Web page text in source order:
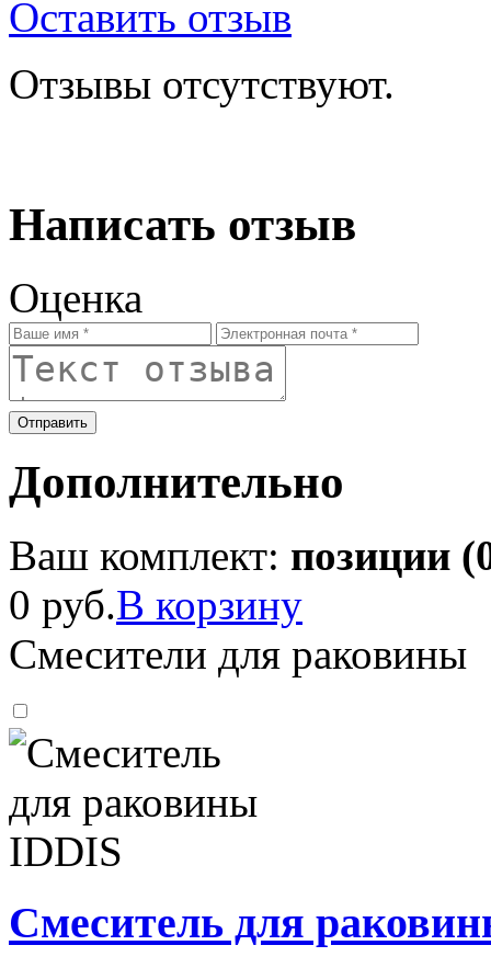
Оставить отзыв
Отзывы отсутствуют.
Написать отзыв
Оценка
Отправить
Дополнительно
Ваш комплект: позиции (
0 руб.В корзину
Смесители для раковины
Смеситель для